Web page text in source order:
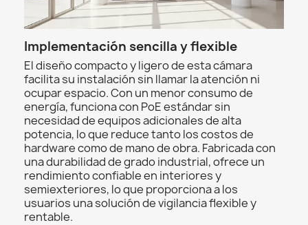
Implementación sencilla y flexible
El diseño compacto y ligero de esta cámara
facilita su instalación sin llamar la atención ni
ocupar espacio. Con un menor consumo de
energía, funciona con PoE estándar sin
necesidad de equipos adicionales de alta
potencia, lo que reduce tanto los costos de
hardware como de mano de obra. Fabricada con
una durabilidad de grado industrial, ofrece un
rendimiento confiable en interiores y
semiexteriores, lo que proporciona a los
usuarios una solución de vigilancia flexible y
rentable.